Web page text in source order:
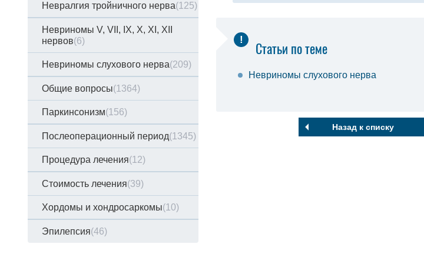
Невралгия тройничного нерва(125)
Невриномы V, VII, IX, X, XI, XII
нервов(6)
Невриномы слухового нерва(209)
Общие вопросы(1364)
Паркинсонизм(156)
Послеоперационный период(1345)
Процедура лечения(12)
Стоимость лечения(39)
Хордомы и хондросаркомы(10)
Эпилепсия(46)
Статьи по теме
Невриномы слухового нерва
Назад к списку